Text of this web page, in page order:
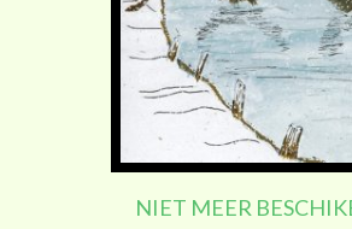
NIET MEER